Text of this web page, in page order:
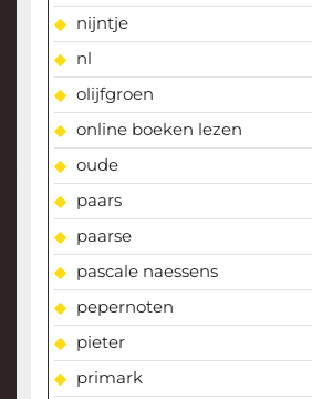
nijntje
nl
olijfgroen
online boeken lezen
oude
paars
paarse
pascale naessens
pepernoten
pieter
primark